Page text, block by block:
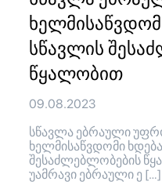
სწავლის
წყალობით
09.08.2023
სწავლა ებრაული
ხელმისაწვდომი
შესაძლებლობების
უამრავი ებრაული ე […]